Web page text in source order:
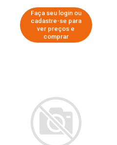
Faça seu login ou
cadastre-se para
ver preços e
comprar